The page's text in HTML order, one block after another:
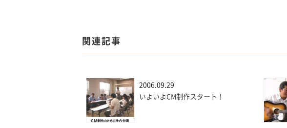
関連記事
2006.09.29
いよいよCM制作スタート！